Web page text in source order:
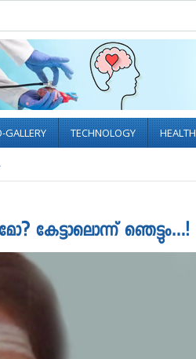
GALLERY TECHNOLOGY HEALTH
കേട്ടാലൊന്ന് ഞെട്ടും…!